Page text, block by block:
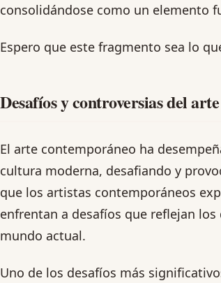
consolidándose como un elemento
Espero que este fragmento sea lo
Desafíos y controversias del
El arte contemporáneo ha
cultura moderna, desafiando y
que los artistas contemporáneos
enfrentan a desafíos que reflejan
mundo actual.
Uno de los desafíos más